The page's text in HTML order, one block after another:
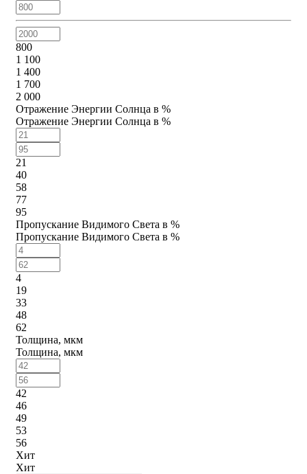
800
1 100
1 400
1 700
2 000
Отражение Энергии Солнца в %
Отражение Энергии Солнца в %
21
40
58
77
95
Пропускание Видимого Света в %
Пропускание Видимого Света в %
4
19
33
48
62
Толщина, мкм
Толщина, мкм
42
46
49
53
56
Хит
Хит